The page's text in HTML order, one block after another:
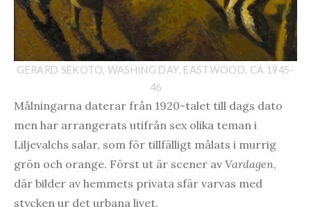
GERARD SEKOTO, WASHING DAY, EASTWOOD, CA 1945-
46
Målningarna daterar från 1920-talet till dags dato
men har arrangerats utifrån sex olika teman i
Liljevalchs salar, som för tillfälligt målats i murrig
grön och orange. Först ut är scener av Vardagen,
där bilder av hemmets privata sfär varvas med
stycken ur det urbana livet.